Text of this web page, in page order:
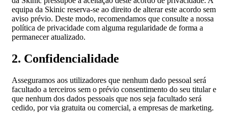
equipa da Skinic reserva-se ao direito de alterar este acordo sem
aviso prévio. Deste modo, recomendamos que consulte a nossa
política de privacidade com alguma regularidade de forma a
permanecer atualizado.
2. Confidencialidade
Asseguramos aos utilizadores que nenhum dado pessoal será
facultado a terceiros sem o prévio consentimento do seu titular e
que nenhum dos dados pessoais que nos seja facultado será
cedido, por via gratuita ou comercial, a empresas de marketing.